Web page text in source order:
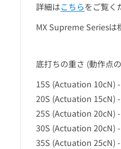
詳細はこちらをご覧く
MX Supreme Seriesは
底打ちの重さ (動作点
15S (Actuation 10cN)
20S (Actuation 15cN)
25S (Actuation 20cN)
30S (Actuation 20cN) -
35S (Actuation 25cN) -